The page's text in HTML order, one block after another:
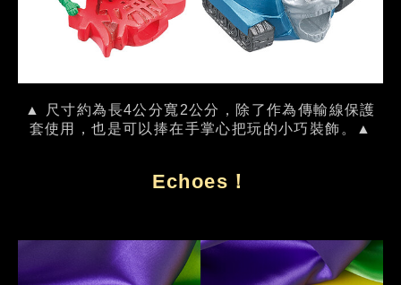
▲ 尺寸約為長4公分寬2公分，除了作為傳輸線保護
套使用，也是可以捧在手掌心把玩的小巧裝飾。▲
Echoes！